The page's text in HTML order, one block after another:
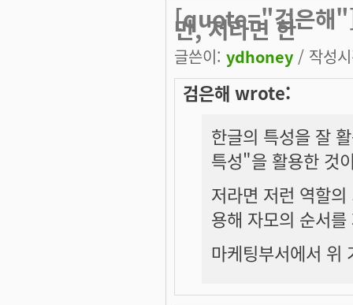
[quote="검은해"]
만, 저라면 한
글쓴이: ydhoney / 작성
검은해 wrote:
한글의 특성을 잘
특성"을 활용한 것
저라면 저런 역할
용해 자모의 순서
마케팅부서에서 위